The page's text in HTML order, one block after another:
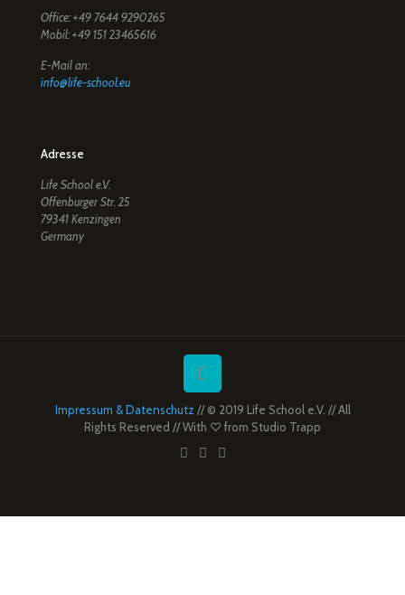
Office: +49 7644 9290265
Mobil: +49 151 23465616
E-Mail an:
info@life-school.eu
Adresse
Life School e.V.
Offenburger Str. 25
79341 Kenzingen
Germany
Impressum & Datenschutz // © 2019 Life School e.V. // All
Rights Reserved // With ♡ from Studio Trapp